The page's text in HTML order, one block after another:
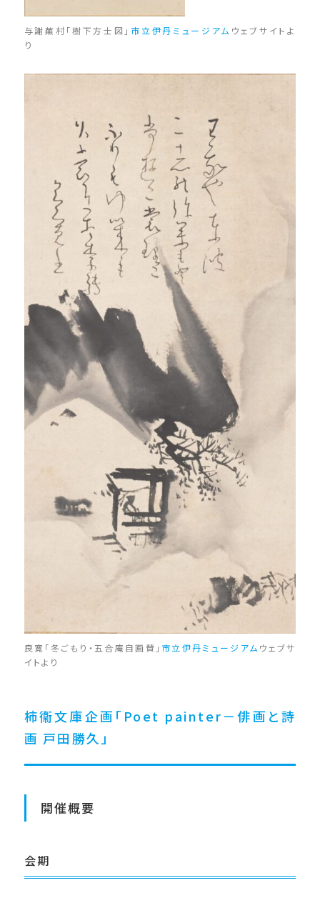
与謝蕪村「樹下方士図」 市立伊丹ミュージアム ウェブサイトよ
り
良寛「冬ごもり・五合庵自画賛」 市立伊丹ミュージアム ウェブサ
イトより
柿衞文庫企画「Poet painter－俳画と詩
画 戸田勝久」
開催概要
会期